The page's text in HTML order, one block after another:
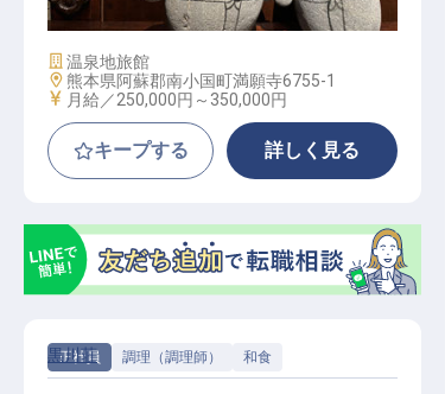
施設業態
温泉地旅館
勤務地
熊本県阿蘇郡南小国町満願寺6755-1
給与
月給／250,000円～ 350,000円
キープする 詳しく見る
正社員 調理（調理師） 和食
黒川荘